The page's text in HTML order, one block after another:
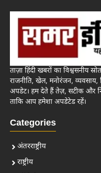
ताज़ा हिंदी खबरों का विश्वसनीय
राजनीति, खेल, मनोरंजन, व्यवसाय,
अपडेट। हम देते हैं तेज़, सटीक और
ताकि आप हमेशा अपडेटेड रहें।
Categories
अंतरराष्ट्रीय
राष्ट्रीय